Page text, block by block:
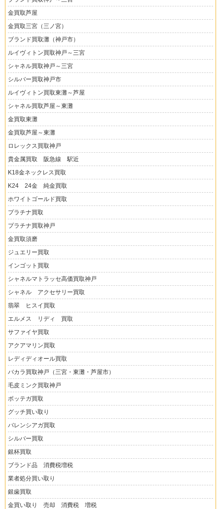
金買取芦屋
金買取三宮（三ノ宮）
ブランド買取灘（神戸市）
ルイヴィトン買取神戸～三宮
シャネル買取神戸～三宮
シルバー買取神戸市
ルイヴィトン買取東灘～芦屋
シャネル買取芦屋～東灘
金買取東灘
金買取芦屋～東灘
ロレックス買取神戸
貴金属買取 阪急線 駅近
K18金ネックレス買取
K24 24金 純金買取
ホワイトゴールド買取
プラチナ買取
プラチナ買取神戸
金買取須磨
ジュエリー買取
インゴット買取
シャネルマトラッセ高価買取神戸
シャネル アクセサリー買取
翡翠 ヒスイ買取
エルメス リディ 買取
サファイヤ買取
アクアマリン買取
レディディオール買取
バカラ買取神戸（三宮・東灘・芦屋市）
毛皮ミンク買取神戸
ボッテガ買取
グッチ買い取り
バレンシアガ買取
シルバー買取
銀杯買取
ブランド品 消費税増税
業者処分買い取り
銀歯買取
金買い取り 売却 消費税 増税